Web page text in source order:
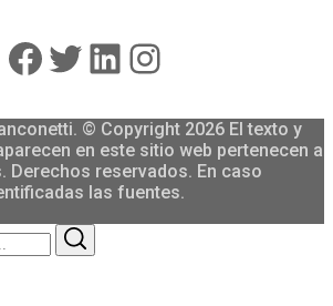
Facebook
Twitter
LinkedIn
Instagram
© Copyright 2026 El texto y
en este sitio web pertenecen a
Derechos reservados. En caso
las fuentes.